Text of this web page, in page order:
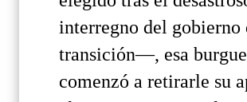
interregno del gobierno
transición—, esa
comenzó a retirarle su